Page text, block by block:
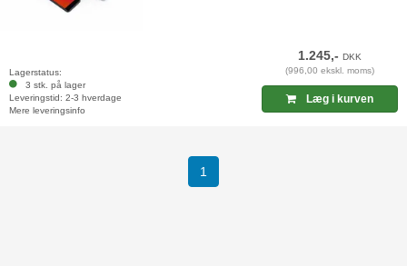
Lagerstatus:
3 stk. på lager
Leveringstid: 2-3 hverdage
Mere leveringsinfo
1.245,-DKK
(996,00 ekskl. moms)
Læg i kurven
1